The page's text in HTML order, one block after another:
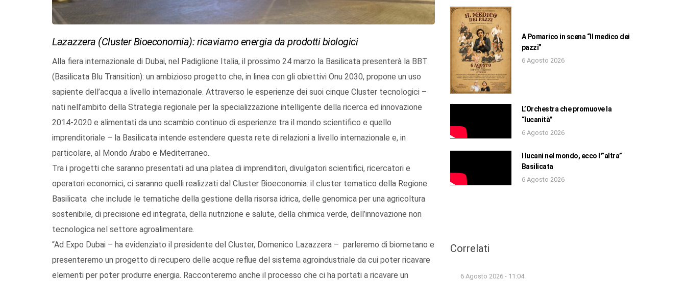
Lazazzera (Cluster Bioeconomia): ricaviamo energia da prodotti biologici
Alla fiera internazionale di Dubai, nel Padiglione Italia, il prossimo 24 marzo la Basilicata presenterà la BBT
(Basilicata Blu Transition): un ambizioso progetto che, in linea con gli obiettivi Onu 2030, propone un uso
sapiente dell’acqua a livello internazionale. Attraverso le esperienze dei suoi cinque Cluster tecnologici –
nati nell’ambito della Strategia regionale per la specializzazione intelligente della ricerca ed innovazione
2014-2020 e alimentati da uno scambio continuo di esperienze tra il mondo scientifico e quello
imprenditoriale – la Basilicata intende estendere questa rete di relazioni a livello internazionale e, in
particolare, al Mondo Arabo e Mediterraneo..
Tra i progetti che saranno presentati ad una platea di imprenditori, divulgatori scientifici, ricercatori e
operatori economici, ci saranno quelli realizzati dal Cluster Bioeconomia: il cluster tematico della Regione
Basilicata che include le tematiche della gestione della risorsa idrica, delle genomica per una agricoltura
sostenibile, di precisione ed integrata, della nutrizione e salute, della chimica verde, dell’innovazione non
tecnologica nel settore agroalimentare.
“Ad Expo Dubai – ha evidenziato il presidente del Cluster, Domenico Lazazzera – parleremo di biometano e
presenteremo un progetto di recupero delle acque reflue del sistema agroindustriale da cui poter ricavare
elementi per poter produrre energia. Racconteremo anche il processo che ci ha portati a ricavare un
A Pomarico in scena “Il medico dei
pazzi”
6 Agosto 2026
L’Orchestra che promuove la
“lucanità”
6 Agosto 2026
I lucani nel mondo, ecco l'”altra”
Basilicata
6 Agosto 2026
Correlati
6 Agosto 2026 - 11:04